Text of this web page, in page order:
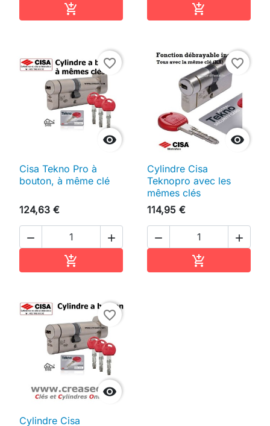
 

favorite_border
Cisa Tekno Pro à
bouton, à même clé
124,63 €
 


favorite_border
Cylindre Cisa
Teknopro avec les
mêmes clés
114,95 €
 


favorite_border
Cylindre Cisa